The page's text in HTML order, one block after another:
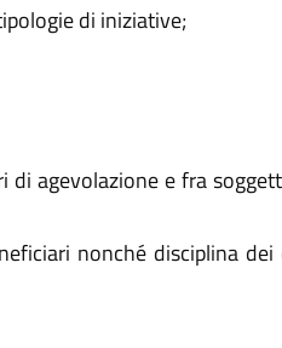
di iniziative;
agevolazione e fra
nonché disciplina